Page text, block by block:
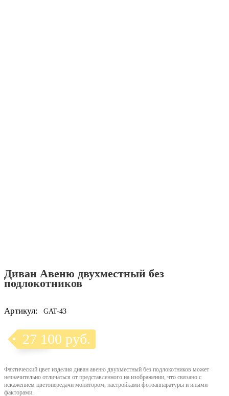
Диван Авеню двухместный без
подлокотников
Артикул: GAT-43
27 100 руб.
Фактический цвет изделия диван авеню двухместный без подлокотников может
незначительно отличаться от представленного на изображении, что связано с
искажением цветопередачи монитором, настройками фотоаппаратуры и иными
факторами.